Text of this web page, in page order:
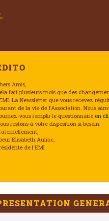
Amis,
fait plusieurs mois que des
La Newsletter que vous recevez
de la vie de l'Association. Nous
vous remplir le questionnaire en
restons à votre disposition si besoin.
Elisabeth Auliac,
de l'EMI